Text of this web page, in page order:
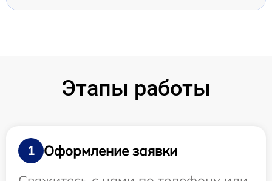
Этапы работы
1
Оформление заявки